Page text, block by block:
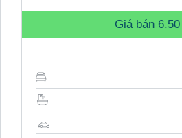
Giá bán